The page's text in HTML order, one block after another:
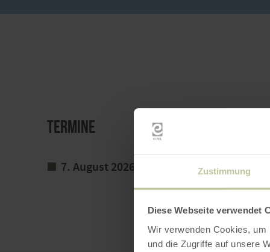
Zustimmung
Diese Webseite verwendet
Wir verwenden Cookies,
und die Zugriffe auf unsere
Termine
7. August 2026